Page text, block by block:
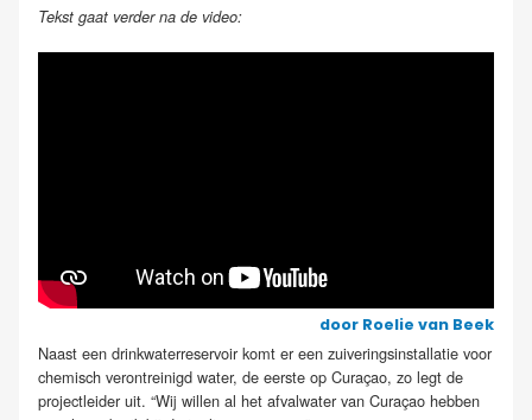
Tekst gaat verder na de video:
door Roelie van Beek
Naast een drinkwaterreservoir komt er een zuiveringsinstallatie voor
chemisch verontreinigd water, de eerste op Curaçao, zo legt de
projectleider uit. “Wij willen al het afvalwater van Curaçao hebben